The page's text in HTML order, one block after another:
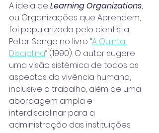
A ideia de Learning Organizations,
ou Organizações que Aprendem,
foi popularizada pelo cientista
Peter Senge no livro “A Quinta
Disciplina” (1990). O autor sugere
uma visão sistêmica de todos os
aspectos da vivência humana,
inclusive o trabalho, além de uma
abordagem ampla e
interdisciplinar para a
administração das instituições.